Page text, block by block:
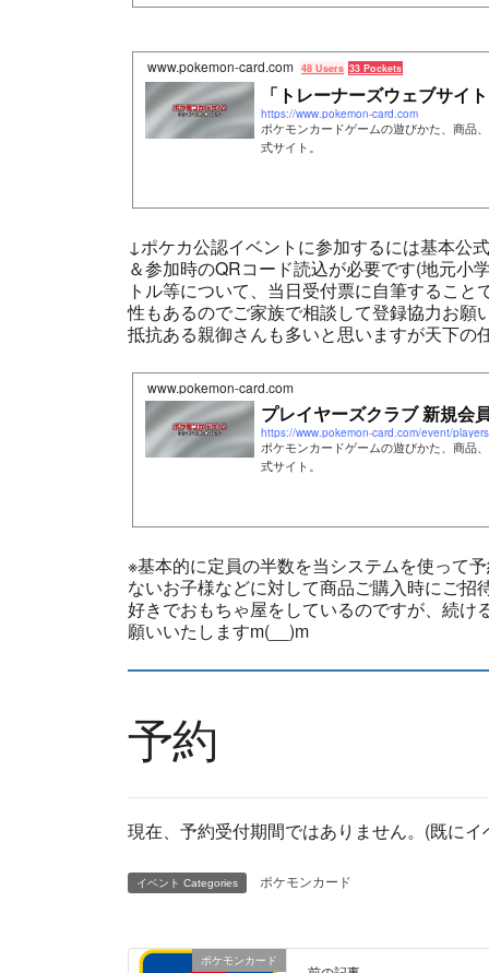
www.pokemon-card.com 48 Users 33 Pockets
「トレーナーズウェブサイ
https://www.pokemon-card.com
ポケモンカードゲームの遊びかた、商品
式サイト。
↓ポケカ公認イベントに参加するには基本公
＆参加時のQRコード読込が必要です(地元小
トル等について、当日受付票に自筆するこ
性もあるのでご家族で相談して登録協力お
抵抗ある親御さんも多いと思いますが天下の
www.pokemon-card.com
プレイヤーズクラブ 新規会
https://www.pokemon-card.com/event/
ポケモンカードゲームの遊びかた、商品
式サイト。
※基本的に定員の半数を当システムを使って
ないお子様などに対して商品ご購入時にご
好きでおもちゃ屋をしているのですが、続
願いいたしますm(__)m
予約
現在、予約受付期間ではありません。(既に
イベント Categories ポケモンカード
ポケモンカード